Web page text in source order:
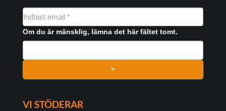
NYHEDSMAIL
FORMULAR
Om du är mänsklig, lämna det här fältet tomt.
>
VI STÖDERAR